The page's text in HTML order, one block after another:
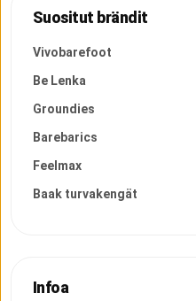
Suositut brändit
Vivobarefoot
Be Lenka
Groundies
Barebarics
Feelmax
Baak turvakengät
Infoa